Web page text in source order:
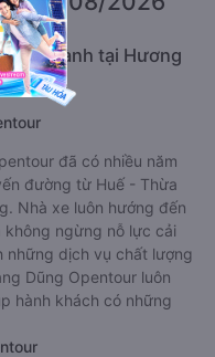
khởi hành tại Hương
đã có nhiều năm
đường từ Huế - Thừa
Nhà xe luôn hướng đến
không ngừng nỗ lực cải
những dịch vụ chất lượng
Dũng Opentour luôn
hành khách có những